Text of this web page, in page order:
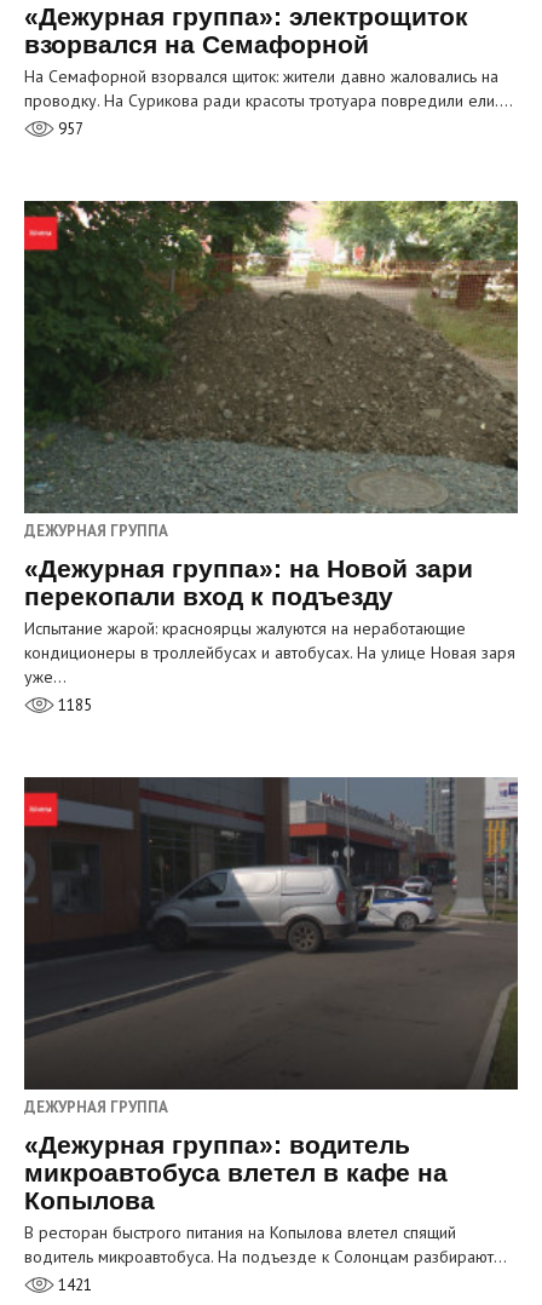
«Дежурная группа»: электрощиток
взорвался на Семафорной
На Семафорной взорвался щиток: жители давно жаловались на
проводку. На Сурикова ради красоты тротуара повредили ели.…
957
ДЕЖУРНАЯ ГРУППА
«Дежурная группа»: на Новой зари
перекопали вход к подъезду
Испытание жарой: красноярцы жалуются на неработающие
кондиционеры в троллейбусах и автобусах. На улице Новая заря
уже…
1185
ДЕЖУРНАЯ ГРУППА
«Дежурная группа»: водитель
микроавтобуса влетел в кафе на
Копылова
В ресторан быстрого питания на Копылова влетел спящий
водитель микроавтобуса. На подъезде к Солонцам разбирают…
1421